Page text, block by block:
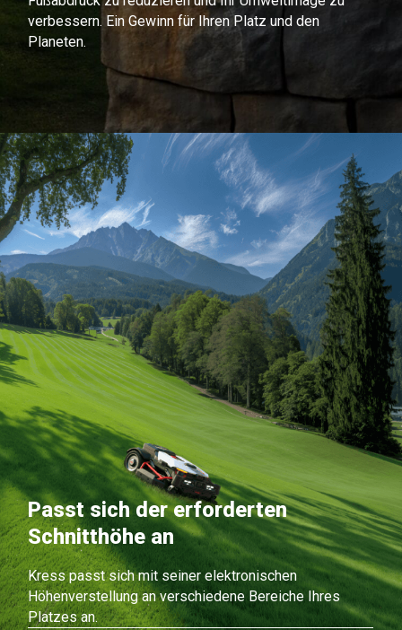
verbessern. Ein Gewinn für Ihren Platz und den
Planeten.
Passt sich der erforderten
Schnitthöhe an
Kress passt sich mit seiner elektronischen
Höhenverstellung an verschiedene Bereiche Ihres
Platzes an.